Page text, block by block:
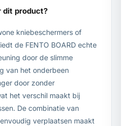
dit product?
kniebeschermers of
de FENTO BOARD echte
door de slimme
van het onderbeen
door zonder
het verschil maakt bij
De combinatie van
verplaatsen maakt